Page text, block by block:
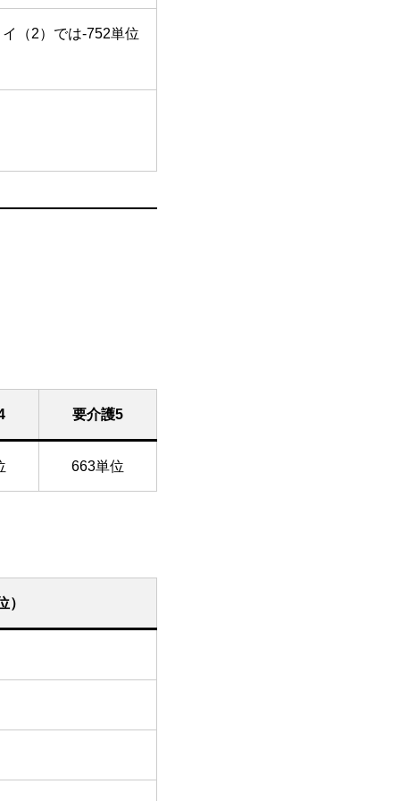
（2）では-752単位
要介護5
663単位
）